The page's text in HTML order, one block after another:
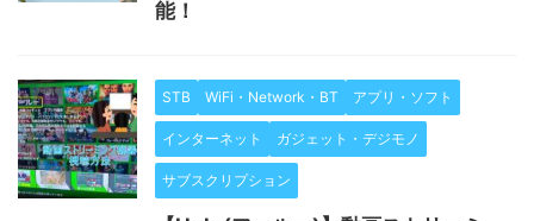
能！
STB WiFi・Network・BT アプリ・ソフト
インターネット ガジェット・デジモノ
サブスクリプション